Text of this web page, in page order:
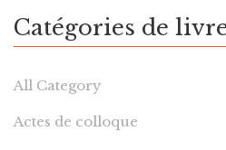
Catégories de
All Category
Actes de colloque